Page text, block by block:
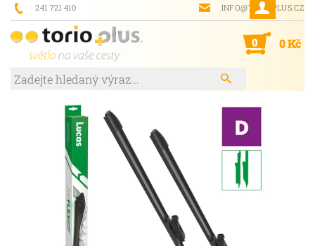
241 721 410 INFO@TORIOPLUS.CZ
0 0 Kč